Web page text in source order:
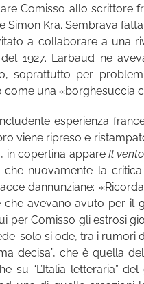
Comisso allo scrittore
Simon Kra. Sembrava
a collaborare a una
1927. Larbaud ne
soprattutto per
come una «borghesuccia
esperienza
viene ripreso e
in copertina appare Il
che nuovamente la
dannunziane:
che avevano avuto per il
per Comisso gli estrosi
solo si ode, tra i rumori
decisa”, che è quella
su “L’Italia letteraria”